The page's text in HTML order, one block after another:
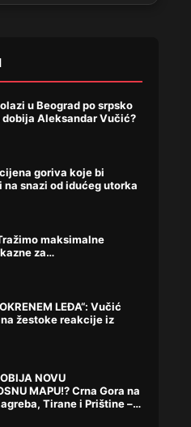
u Beograd po srpsko
dobija Aleksandar Vučić?
goriva koje bi
snazi od idućeg utorka
maksimalne
za…
LEĐA“: Vučić
žestoke reakcije iz
NOVU
MAPU!? Crna Gora na
Tirane i Prištine –
podigli prašinu